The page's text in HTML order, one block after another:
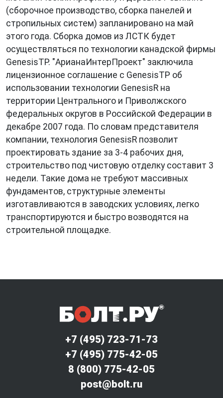
(сборочное производство, сборка панелей и
стропильных систем) запланировано на май
этого года. Сборка домов из ЛСТК будет
осуществляться по технологии канадской фирмы
GenesisTP. "АрианаИнтерПроект" заключила
лицензионное соглашение с GenesisTP об
использовании технологии GenesisR на
территории Центрального и Приволжского
федеральных округов в Российской Федерации в
декабре 2007 года. По словам представителя
компании, технология GenesisR позволит
проектировать здание за 3-4 рабочих дня,
строительство под чистовую отделку составит 3
недели. Такие дома не требуют массивных
фундаментов, структурные элементы
изготавливаются в заводских условиях, легко
транспортируются и быстро возводятся на
строительной площадке.
+7 (495) 723-71-73
+7 (495) 775-42-05
8 (800) 775-42-05
post@bolt.ru